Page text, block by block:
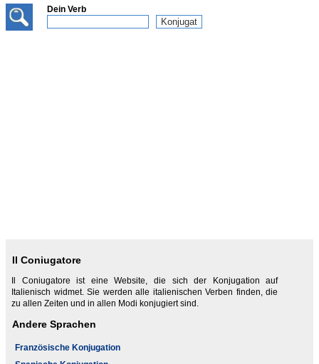
Dein Verb
Il Coniugatore
Il Coniugatore ist eine Website, die sich der Konjugation auf
Italienisch widmet. Sie werden alle italienischen Verben finden, die
zu allen Zeiten und in allen Modi konjugiert sind.
Andere Sprachen
Französische Konjugation